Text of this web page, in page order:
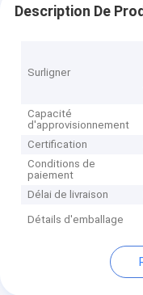
Description De
Surligner
Capacité
d'approvisionnement
Certification
Conditions de
paiement
Délai de livraison
Détails d'emballage